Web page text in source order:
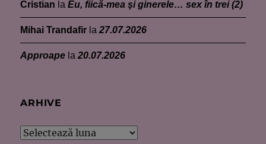
Cristian laEu, fiică-mea şi ginerele… sex în trei (2)
Mihai Trandafir la27.07.2026
Approape la20.07.2026
ARHIVE
Arhive